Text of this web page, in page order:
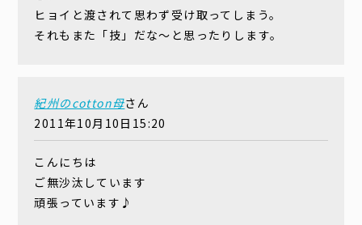
ヒョイと渡されて思わず受け取ってしまう。
それもまた「技」だな〜と思ったりします。
紀州のcotton母さん
2011年10月10日15:20
こんにちは
ご無沙汰しています
頑張っています♪